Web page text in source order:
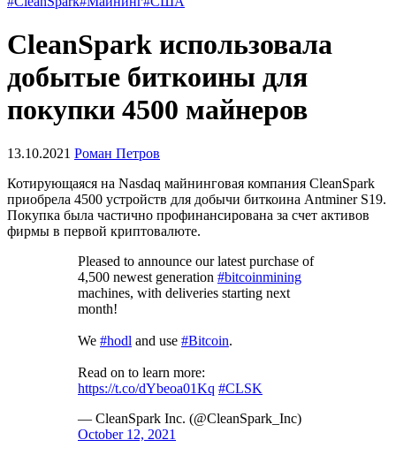
CleanSpark использовала
добытые биткоины для
покупки 4500 майнеров
13.10.2021 Роман Петров
Котирующаяся на Nasdaq майнинговая компания CleanSpark
приобрела 4500 устройств для добычи биткоина Antminer S19.
Покупка была частично профинансирована за счет активов
фирмы в первой криптовалюте.
Pleased to announce our latest purchase of
4,500 newest generation #bitcoinmining
machines, with deliveries starting next
month!
We #hodl and use #Bitcoin.
Read on to learn more:
https://t.co/dYbeoa01Kq #CLSK
— CleanSpark Inc. (@CleanSpark_Inc)
October 12, 2021